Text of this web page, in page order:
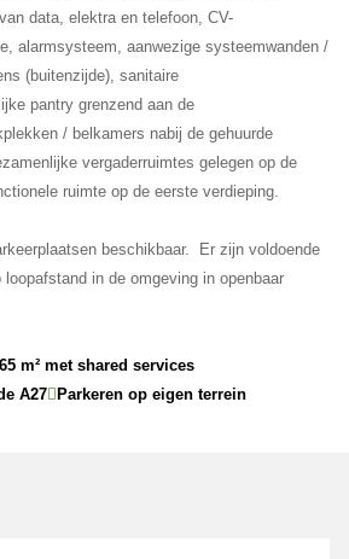
data, elektra en telefoon, CV-
alarmsysteem, aanwezige systeemwanden /
(buitenzijde), sanitaire
pantry grenzend aan de
/ belkamers nabij de gehuurde
vergaderruimtes gelegen op de
ruimte op de eerste verdieping.
beschikbaar. Er zijn voldoende
loopafstand in de omgeving in openbaar
m² met shared services
A27
Parkeren op eigen terrein